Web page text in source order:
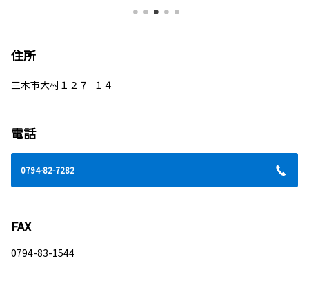
住所
三木市大村１２７−１４
電話
0794-82-7282
FAX
0794-83-1544